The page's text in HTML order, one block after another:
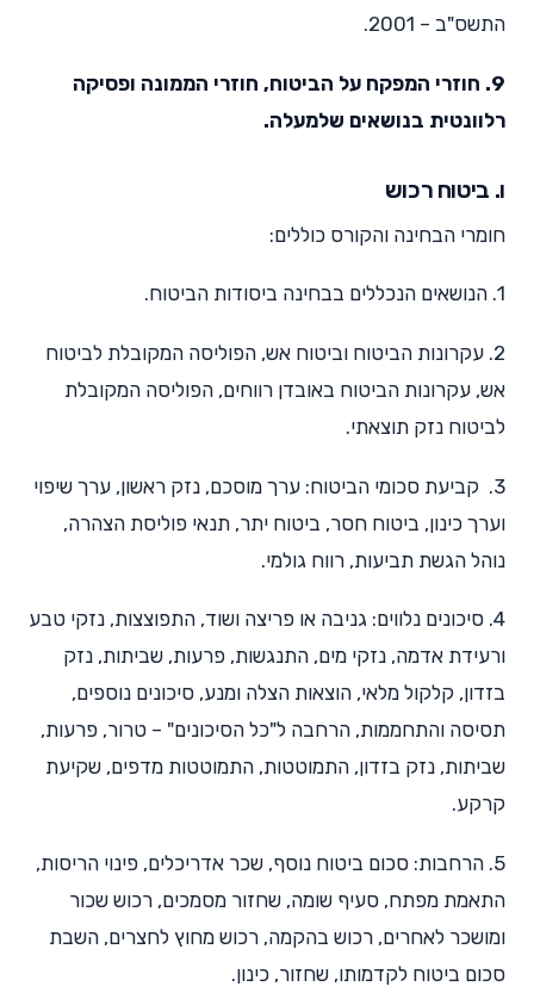
התשס"ב – 2001.
9. חוזרי המפקח על הביטוח, חוזרי הממונה ופסיקה
רלוונטית בנושאים שלמעלה.
ו. ביטוח רכוש
חומרי הבחינה והקורס כוללים:
1. הנושאים הנכללים בבחינה ביסודות הביטוח.
2. עקרונות הביטוח וביטוח אש, הפוליסה המקובלת לביטוח
אש, עקרונות הביטוח באובדן רווחים, הפוליסה המקובלת
לביטוח נזק תוצאתי.
3. קביעת סכומי הביטוח: ערך מוסכם, נזק ראשון, ערך שיפוי
וערך כינון, ביטוח חסר, ביטוח יתר, תנאי פוליסת הצהרה,
נוהל הגשת תביעות, רווח גולמי.
4. סיכונים נלווים: גניבה או פריצה ושוד, התפוצצות, נזקי טבע
ורעידת אדמה, נזקי מים, התנגשות, פרעות, שביתות, נזק
בזדון, קלקול מלאי, הוצאות הצלה ומנע, סיכונים נוספים,
תסיסה והתחממות, הרחבה ל"כל הסיכונים" – טרור, פרעות,
שביתות, נזק בזדון, התמוטטות, התמוטטות מדפים, שקיעת
קרקע.
5. הרחבות: סכום ביטוח נוסף, שכר אדריכלים, פינוי הריסות,
התאמת מפתח, סעיף שומה, שחזור מסמכים, רכוש שכור
ומושכר לאחרים, רכוש בהקמה, רכוש מחוץ לחצרים, השבת
סכום ביטוח לקדמותו, שחזור, כינון.